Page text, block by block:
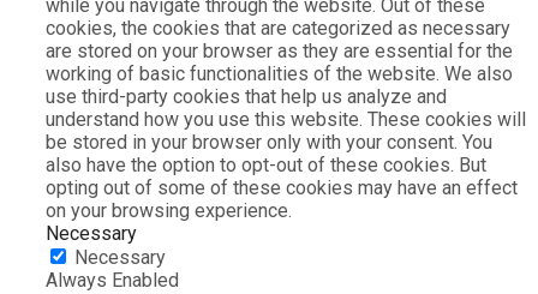
while you navigate through the website. Out of these
cookies, the cookies that are categorized as necessary
are stored on your browser as they are essential for the
working of basic functionalities of the website. We also
use third-party cookies that help us analyze and
understand how you use this website. These cookies will
be stored in your browser only with your consent. You
also have the option to opt-out of these cookies. But
opting out of some of these cookies may have an effect
on your browsing experience.
Necessary
Necessary
Always Enabled